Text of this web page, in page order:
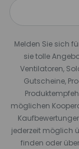
Melden Sie sich
sie tolle
Ventilatoren,
Gutscheine,
möglichen
jederzeit möglich
finden oder